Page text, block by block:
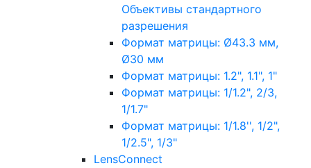
Объективы стандартного
разрешения
Формат матрицы: Ø43.3 мм,
Ø30 мм
Формат матрицы: 1.2", 1.1", 1"
Формат матрицы: 1/1.2", 2/3,
1/1.7"
Формат матрицы: 1/1.8'', 1/2",
1/2.5", 1/3"
LensConnect